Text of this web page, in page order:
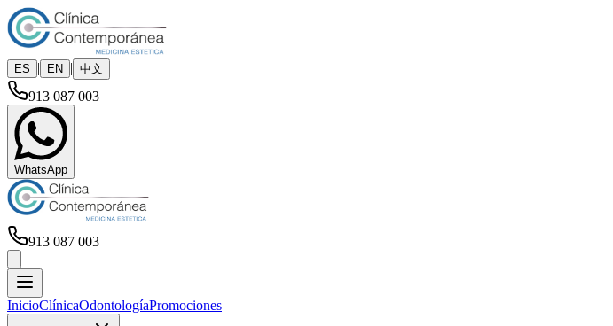
ES | EN | 中文
913 087 003
WhatsApp
913 087 003
InicioClínicaOdontologíaPromociones